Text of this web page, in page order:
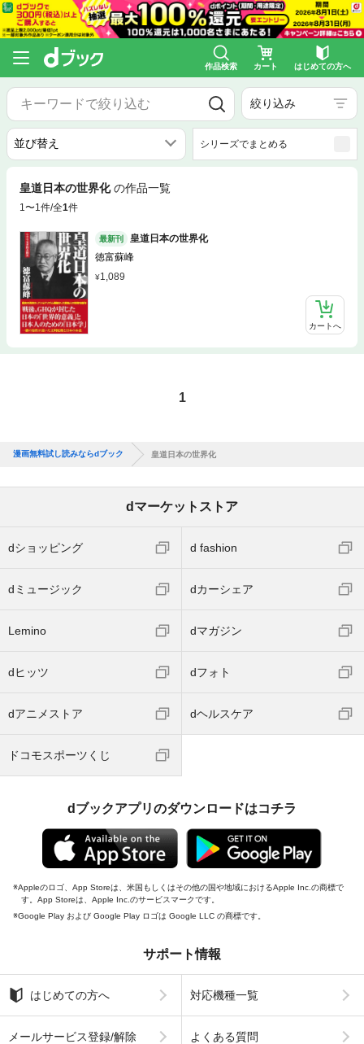
作品検索 カート はじめての方へ
絞り込み
シリーズでまとめる
皇道日本の世界化 の作品一覧
1〜1件/全1件
最新刊
皇道日本の世界化
徳富蘇峰
1,089
カートへ
1
漫画無料試し読みならdブック 皇道日本の世界化
dマーケットストア
dショッピング d fashion
dミュージック dカーシェア
Lemino dマガジン
dヒッツ dフォト
dアニメストア dヘルスケア
ドコモスポーツくじ
dブックアプリのダウンロードはコチラ
Appleのロゴ、App Storeは、米国もしくはその他の国や地域におけるApple Inc.の商標で
す。App Storeは、Apple Inc.のサービスマークです。
Google Play および Google Play ロゴは Google LLC の商標です。
サポート情報
はじめての方へ 対応機種一覧
メールサービス登録/解除 よくある質問